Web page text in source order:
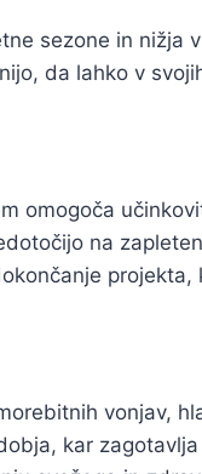
sezone in nižja
da lahko v
omogoča
na
vonjav,
kar